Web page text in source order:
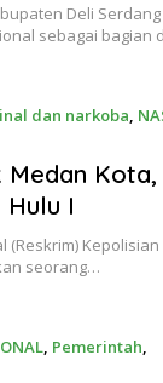
Deli Serdang
sebagai bagian
dan narkoba,
Medan
Hulu I
(Reskrim)
seorang…
, Pemerintah,